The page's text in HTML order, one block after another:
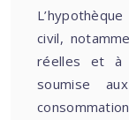
civil,
réelles et à
soumise